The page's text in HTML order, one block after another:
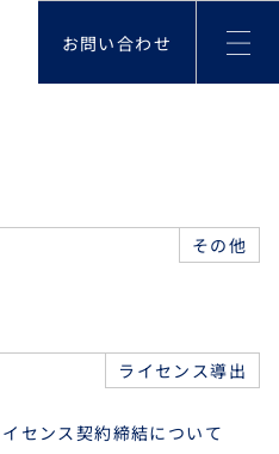
お問い合わせ
その他
ライセンス導出
センス契約締結について